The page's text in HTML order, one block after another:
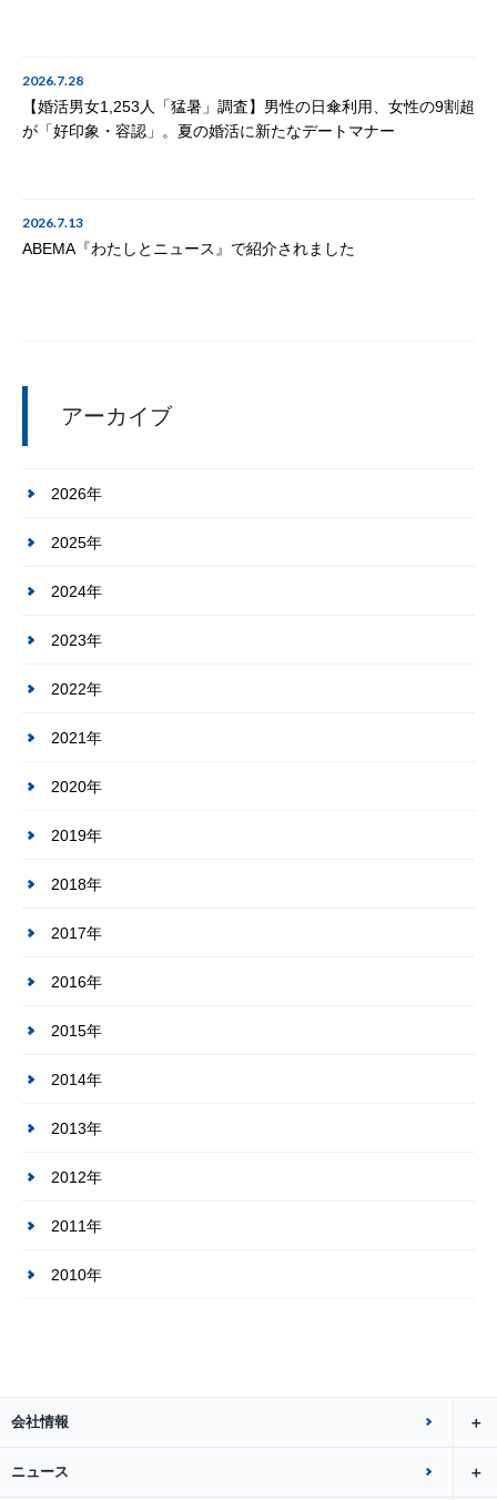
2026.7.28
【婚活男女1,253人「猛暑」調査】男性の日傘利用、女性の9割超
が「好印象・容認」。夏の婚活に新たなデートマナー
2026.7.13
ABEMA『わたしとニュース』で紹介されました
アーカイブ
2026年
2025年
2024年
2023年
2022年
2021年
2020年
2019年
2018年
2017年
2016年
2015年
2014年
2013年
2012年
2011年
2010年
会社情報
ニュース